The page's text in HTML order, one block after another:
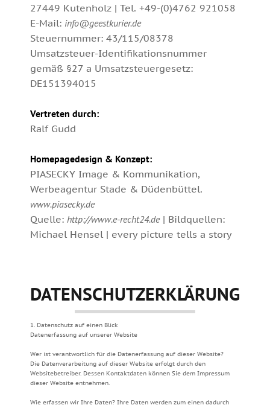
27449 Kutenholz | Tel. +49-(0)4762 921058
E-Mail: info@geestkurier.de
Steuernummer: 43/115/08378
Umsatzsteuer-Identifikationsnummer
gemäß §27 a Umsatzsteuergesetz:
DE151394015
Vertreten durch:
Ralf Gudd
Homepagedesign & Konzept:
PIASECKY Image & Kommunikation,
Werbeagentur Stade & Düdenbüttel.
www.piasecky.de
Quelle: http://www.e-recht24.de| Bildquellen:
Michael Hensel | every picture tells a story
DATENSCHUTZERKLÄRUNG
1. Datenschutz auf einen Blick
Datenerfassung auf unserer Website
Wer ist verantwortlich für die Datenerfassung auf dieser Website?
Die Datenverarbeitung auf dieser Website erfolgt durch den
Websitebetreiber. Dessen Kontaktdaten können Sie dem Impressum
dieser Website entnehmen.
Wie erfassen wir Ihre Daten? Ihre Daten werden zum einen dadurch